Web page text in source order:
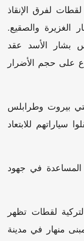
لفرق الإنقاذ
والصقيع.
بشار الأسد عقد
على حجم الأضرار
بيروت وطرابلس
سياراتهم للابتعاد
دولة عرضت المساعدة في جهود
لقطات تظهر
منهار في مدينة